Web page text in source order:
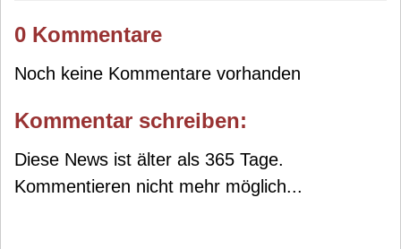
0 Kommentare
Noch keine Kommentare vorhanden
Kommentar schreiben:
Diese News ist älter als 365 Tage.
Kommentieren nicht mehr möglich...